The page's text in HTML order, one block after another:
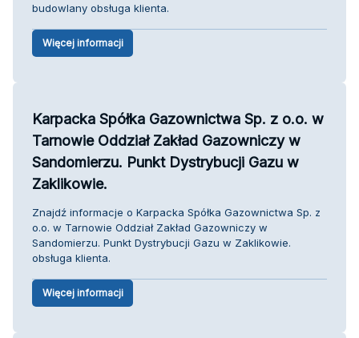
budowlany obsługa klienta.
Więcej informacji
Karpacka Spółka Gazownictwa Sp. z o.o. w
Tarnowie Oddział Zakład Gazowniczy w
Sandomierzu. Punkt Dystrybucji Gazu w
Zaklikowie.
Znajdź informacje o Karpacka Spółka Gazownictwa Sp. z
o.o. w Tarnowie Oddział Zakład Gazowniczy w
Sandomierzu. Punkt Dystrybucji Gazu w Zaklikowie.
obsługa klienta.
Więcej informacji